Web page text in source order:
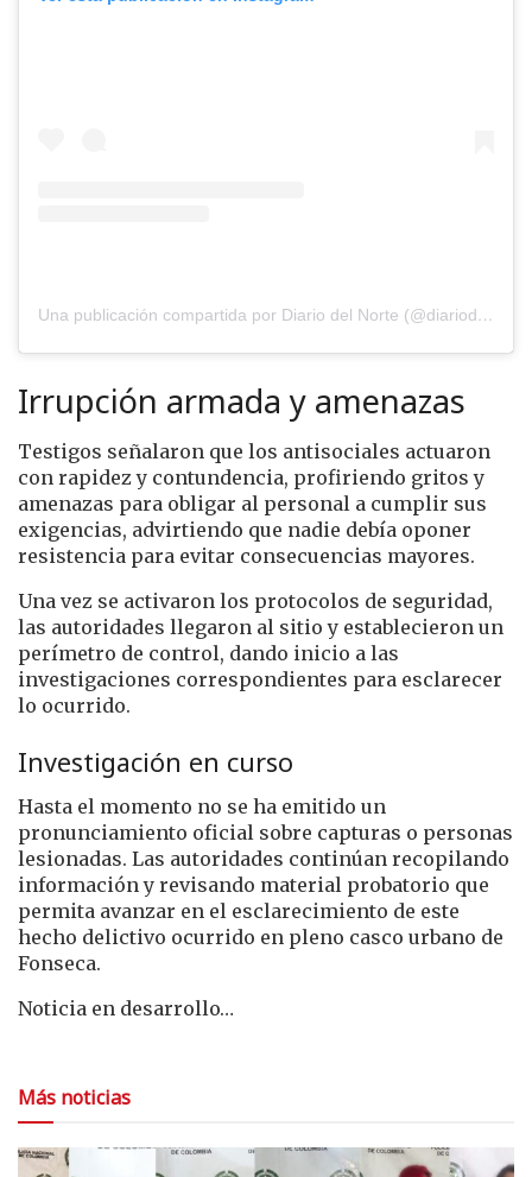
Una publicación compartida por Diario del Norte (@diariodelnorte)
Irrupción armada y amenazas
Testigos señalaron que los antisociales actuaron
con rapidez y contundencia, profiriendo gritos y
amenazas para obligar al personal a cumplir sus
exigencias, advirtiendo que nadie debía oponer
resistencia para evitar consecuencias mayores.
Una vez se activaron los protocolos de seguridad,
las autoridades llegaron al sitio y establecieron un
perímetro de control, dando inicio a las
investigaciones correspondientes para esclarecer
lo ocurrido.
Investigación en curso
Hasta el momento no se ha emitido un
pronunciamiento oficial sobre capturas o personas
lesionadas. Las autoridades continúan recopilando
información y revisando material probatorio que
permita avanzar en el esclarecimiento de este
hecho delictivo ocurrido en pleno casco urbano de
Fonseca.
Noticia en desarrollo…
Más noticias